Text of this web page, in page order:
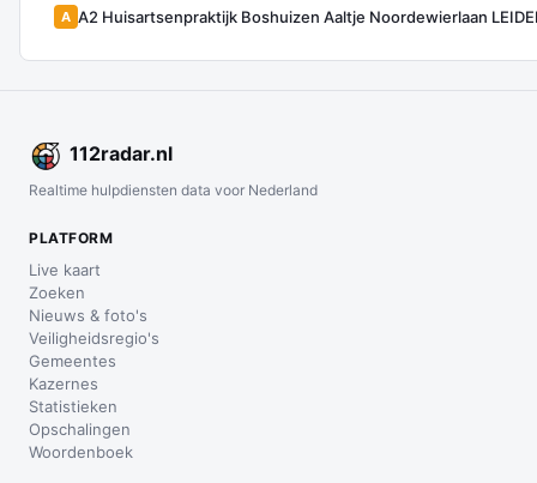
A A2 Huisartsenpraktijk Boshuizen Aaltje Noordewierlaan
112radar.nl
Realtime hulpdiensten data voor Nederland
PLATFORM
Live kaart
Zoeken
Nieuws & foto's
Veiligheidsregio's
Gemeentes
Kazernes
Statistieken
Opschalingen
Woordenboek